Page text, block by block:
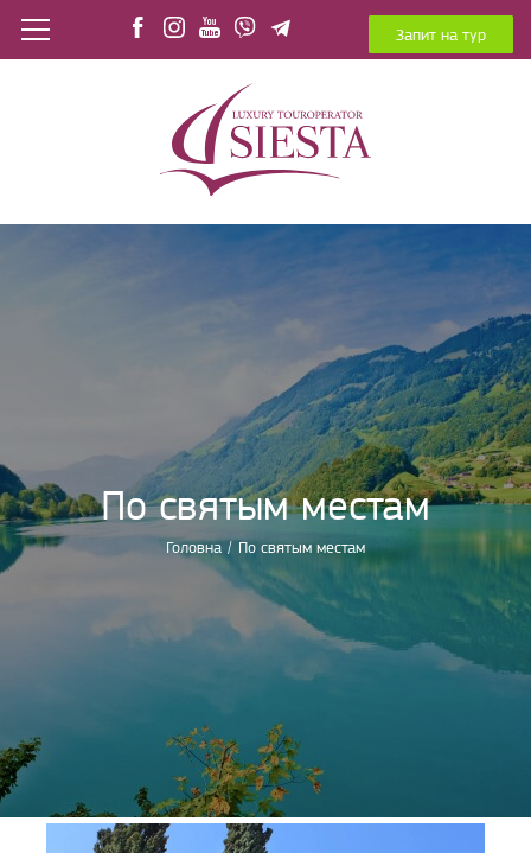
Запит на тур
По святым местам
Головна / По святым местам